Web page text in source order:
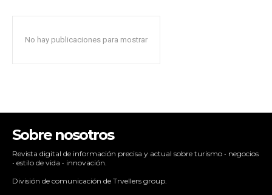
No hay publicaciones para mostrar
Sobre nosotros
Revista digital de información precisa y actual sobre turismo • negocios
• estilo de vida • innovación.
División de comunicación de Trvellers group.